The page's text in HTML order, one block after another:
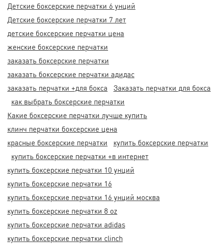
Детские боксерские перчатки 6 унций
Детские боксерские перчатки 7 лет
детские боксерские перчатки цена
женские боксерские перчатки
заказать боксерские перчатки
заказать боксерские перчатки адидас
заказать перчатки +для бокса
Заказать перчатки для бокса
как выбрать боксерские перчатки
Какие боксерские перчатки лучше купить
клинч перчатки боксерские цена
красные боксерские перчатки
купить боксерские перчатки
купить боксерские перчатки +в интернет
купить боксерские перчатки 10 унций
купить боксерские перчатки 16
купить боксерские перчатки 16 унций москва
купить боксерские перчатки 8 oz
купить боксерские перчатки adidas
купить боксерские перчатки clinch